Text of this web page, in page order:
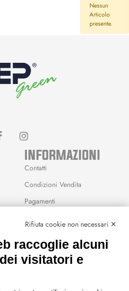
Nessun
Articolo
presente.
INFORMAZIONI
Contatti
Condizioni Vendita
Pagamenti
Rifiuta cookie non necessari ✕
raccoglie alcuni
visitatori e